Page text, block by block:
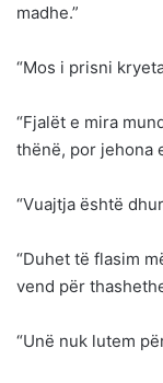
madhe.”
“Mos i prisni
“Fjalët e mira
thënë, por jehona
“Vuajtja është
“Duhet të flasim
vend për
“Unë nuk lutem